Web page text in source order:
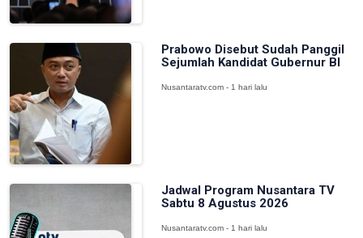
Prabowo Disebut Sudah Panggil
Sejumlah Kandidat Gubernur BI
Nusantaratv.com - 1 hari lalu
Jadwal Program Nusantara TV
Sabtu 8 Agustus 2026
Nusantaratv.com - 1 hari lalu